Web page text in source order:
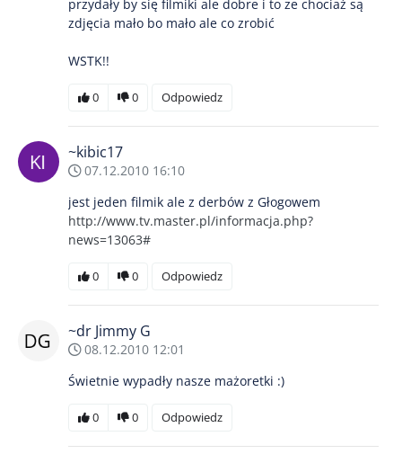
przydały by się filmiki ale dobre i to ze chociaż są
zdjęcia mało bo mało ale co zrobić
WSTK!!
0 0 Odpowiedz
~kibic17
07.12.2010 16:10
jest jeden filmik ale z derbów z Głogowem
http://www.tv.master.pl/informacja.php?
news=13063#
0 0 Odpowiedz
~dr Jimmy G
08.12.2010 12:01
Świetnie wypadły nasze mażoretki :)
0 0 Odpowiedz